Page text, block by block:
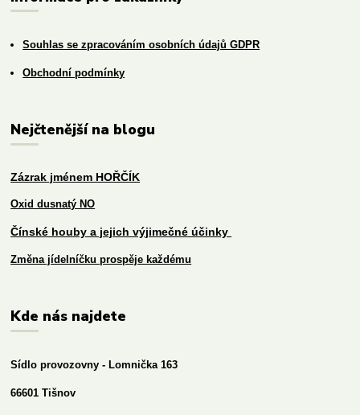
Souhlas se zpracováním osobních údajů GDPR
Obchodní podmínky
Nejčtenější na blogu
Zázrak jménem HOŘČÍK
Oxid dusnatý NO
Čínské houby a jejich výjimečné účinky
Změna jídelníčku prospěje každému
Kde nás najdete
Sídlo provozovny - Lomnička 163
66601 Tišnov